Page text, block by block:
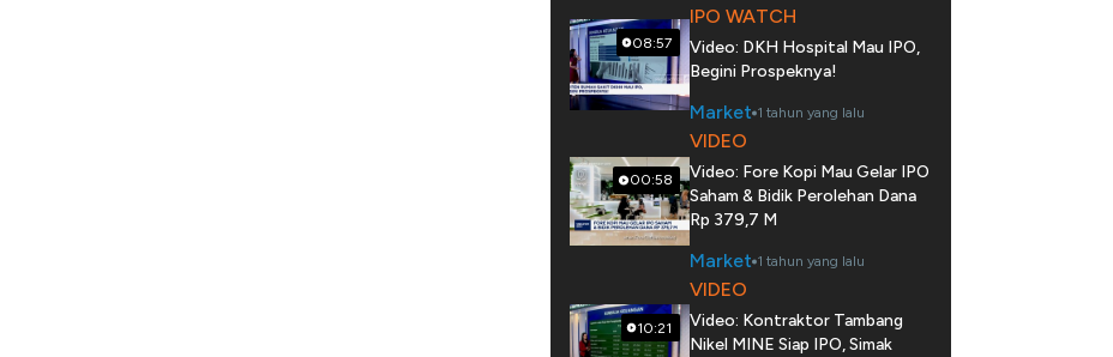
08:57
IPO WATCH
Video: DKH Hospital Mau IPO,
Begini Prospeknya!
Market 1 tahun yang lalu
00:58
VIDEO
Video: Fore Kopi Mau Gelar IPO
Saham & Bidik Perolehan Dana
Rp 379,7 M
Market 1 tahun yang lalu
10:21
VIDEO
Video: Kontraktor Tambang
Nikel MINE Siap IPO, Simak